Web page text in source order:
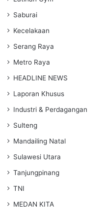
Saburai
Kecelakaan
Serang Raya
Metro Raya
HEADLINE NEWS
Laporan Khusus
Industri & Perdagangan
Sulteng
Mandailing Natal
Sulawesi Utara
Tanjungpinang
TNI
MEDAN KITA